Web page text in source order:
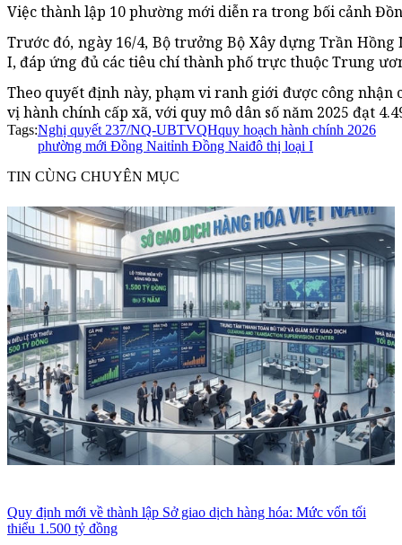
Việc thành lập 10 phường mới diễn ra trong bối cảnh
Trước đó, ngày 16/4, Bộ trưởng Bộ Xây dựng Trần
I, đáp ứng đủ các tiêu chí thành phố trực thuộc Trung
Theo quyết định này, phạm vi ranh giới được công
vị hành chính cấp xã, với quy mô dân số năm 2025 đạt
Tags:Nghị quyết 237/NQ-UBTVQHquy hoạch hành chính 2026
phường mới Đồng Naitỉnh Đồng Naiđô thị loại I
TIN CÙNG CHUYÊN MỤC
Quy định mới về thành lập Sở giao dịch hàng hóa: Mức vốn tối
thiểu 1.500 tỷ đồng